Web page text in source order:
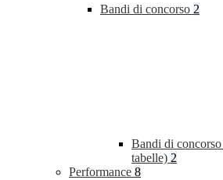
Bandi di concorso 2
Bandi di
tabelle) 2
Performance 8